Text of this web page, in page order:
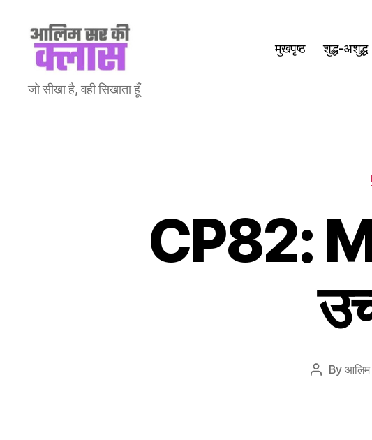
Aalim
Sir
जो सीखा है, वही सिखाता हूँ
मुखपृष्ठ शुद्ध-अशुद्ध
CP82:
Post
By आलिम